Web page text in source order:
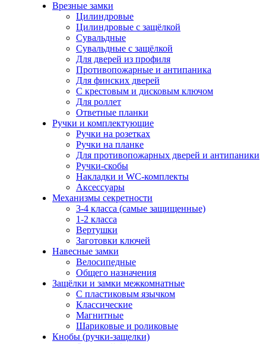
Врезные замки
Цилиндровые
Цилиндровые с защёлкой
Сувальдные
Сувальдные с защёлкой
Для дверей из профиля
Противопожарные и антипаника
Для финских дверей
С крестовым и дисковым ключом
Для роллет
Ответные планки
Ручки и комплектующие
Ручки на розетках
Ручки на планке
Для противопожарных дверей и антипаники
Ручки-скобы
Накладки и WC-комплекты
Аксессуары
Механизмы секретности
3-4 класса (самые защищенные)
1-2 класса
Вертушки
Заготовки ключей
Навесные замки
Велосипедные
Общего назначения
Защёлки и замки межкомнатные
С пластиковым язычком
Классические
Магнитные
Шариковые и роликовые
Кнобы (ручки-защелки)